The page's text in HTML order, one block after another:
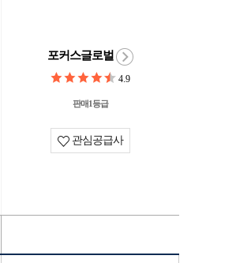
포커스글로벌
4.9
판매1등급
관심공급사